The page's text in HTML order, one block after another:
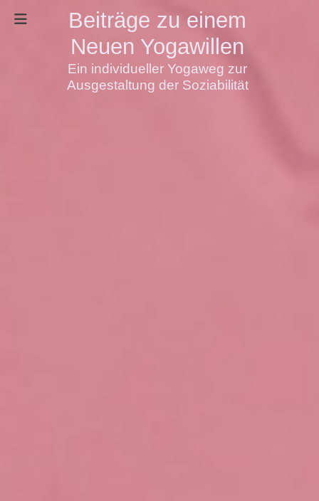
Beiträge zu einem
Neuen Yogawillen
Ein individueller Yogaweg zur
Ausgestaltung der Soziabilität